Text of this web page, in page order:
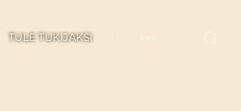
TULE TUKIJAKSI